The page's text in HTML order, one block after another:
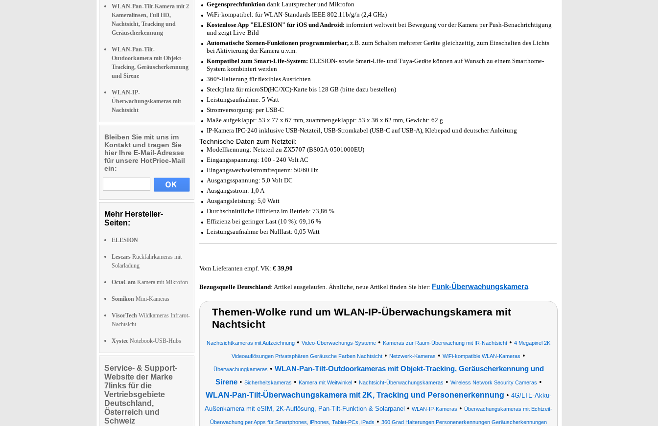
WLAN-Pan-Tilt-Kamera mit 2
Kameralinsen, Full HD,
Nachtsicht, Tracking und
Geräuscherkennung
WLAN-Pan-Tilt-
Outdoorkamera mit Objekt-
Tracking, Geräuscherkennung
und Sirene
WLAN-IP-
Überwachungskameras mit
Nachtsicht
Bleiben Sie mit uns im
Kontakt und tragen Sie
hier Ihre E-Mail-Adresse
für unsere HotPrice-Mail
ein:
Mehr Hersteller-
Seiten:
ELESION
Lescars Rückfahrkameras mit
Solarladung
OctaCam Kamera mit Mikrofon
Somikon Mini-Kameras
VisorTech Wildkameras Infrarot-
Nachtsicht
Xystec Notebook-USB-Hubs
Service- & Support-
Website der Marke
7links für die
Vertriebsgebiete
Deutschland,
Österreich und
Schweiz
Gegensprechfunktion dank Lautsprecher und Mikrofon
WiFi-kompatibel: für WLAN-Standards IEEE 802.11b/g/n (2,4 GHz)
Kostenlose App "ELESION" für iOS und Android: informiert weltweit bei Bewegung vor der Kamera per Push-Benachrichtigung
und zeigt Live-Bild
Automatische Szenen-Funktionen programmierbar, z.B. zum Schalten mehrerer Geräte gleichzeitig, zum Einschalten des Lichts
bei Aktivierung der Kamera u.v.m.
Kompatibel zum Smart-Life-System: ELESION- sowie Smart-Life- und Tuya-Geräte können auf Wunsch zu einem Smarthome-
System kombiniert werden
360°-Halterung für flexibles Ausrichten
Steckplatz für microSD(HC/XC)-Karte bis 128 GB (bitte dazu bestellen)
Leistungsaufnahme: 5 Watt
Stromversorgung: per USB-C
Maße aufgeklappt: 53 x 77 x 67 mm, zuammengeklappt: 53 x 36 x 62 mm, Gewicht: 62 g
IP-Kamera IPC-240 inklusive USB-Netzteil, USB-Stromkabel (USB-C auf USB-A), Klebepad und deutscher Anleitung
Technische Daten zum Netzteil:
Modellkennung: Netzteil zu ZX5707 (BS05A-0501000EU)
Eingangsspannung: 100 - 240 Volt AC
Eingangswechselstromfrequenz: 50/60 Hz
Ausgangsspannung: 5,0 Volt DC
Ausgangsstrom: 1,0 A
Ausgangsleistung: 5,0 Watt
Durchschnittliche Effizienz im Betrieb: 73,86 %
Effizienz bei geringer Last (10 %): 69,16 %
Leistungsaufnahme bei Nulllast: 0,05 Watt
Vom Lieferanten empf. VK: € 39,90
Bezugsquelle Deutschland: Artikel ausgelaufen. Ähnliche, neue Artikel finden Sie hier: Funk-Überwachungskamera
Themen-Wolke rund um WLAN-IP-Überwachungskamera mit
Nachtsicht
Nachtsichtkameras mit Aufzeichnung • Video-Überwachungs-Systeme • Kameras zur Raum-Überwachung mit IR-Nachtsicht • 4 Megapixel 2K
Videoauflösungen Privatsphären Geräusche Farben Nachtsicht • Netzwerk-Kameras • WiFi-kompatible WLAN-Kameras •
Überwachungkameras • WLAN-Pan-Tilt-Outdoorkameras mit Objekt-Tracking, Geräuscherkennung und
Sirene• Sicherheitskameras • Kamera mit Weitwinkel• Nachtsicht-Überwachungskameras • Wireless Network Security Cameras •
WLAN-Pan-Tilt-Überwachungskamera mit 2K, Tracking und Personenerkennung • 4G/LTE-Akku-
Außenkamera mit eSIM, 2K-Auflösung, Pan-Tilt-Funktion & Solarpanel • WLAN-IP-Kameras • Überwachungskameras mit Echtzeit-
Überwachung per Apps für Smartphones, iPhones, Tablet-PCs, iPads • 360 Grad Halterungen Personenerkennungen Geräuscherkennungen